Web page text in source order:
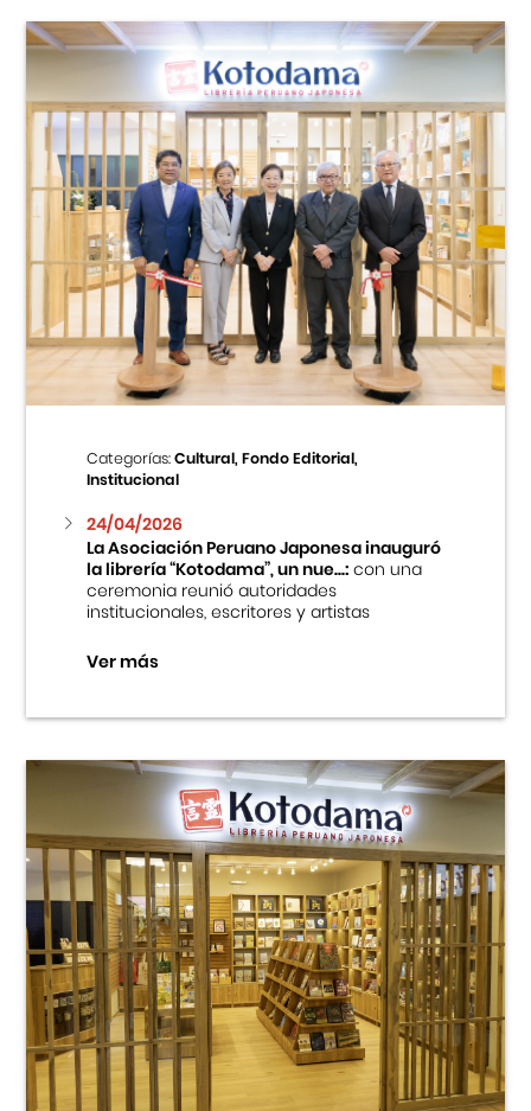
Categorías:Cultural, Fondo Editorial,
Institucional
24/04/2026
La Asociación Peruano Japonesa inauguró
la librería “Kotodama”, un nue...:con una
ceremonia reunió autoridades
institucionales, escritores y artistas
Ver más